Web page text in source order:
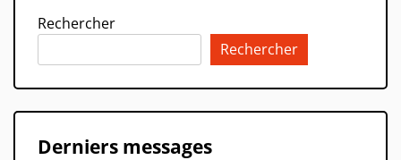
Rechercher
Rechercher
Derniers messages